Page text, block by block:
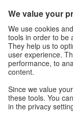
វគ្គសិក្សាភ
បណ្តាញសម្
ភាពឯកជន និងកា
ការកំណត់ភ